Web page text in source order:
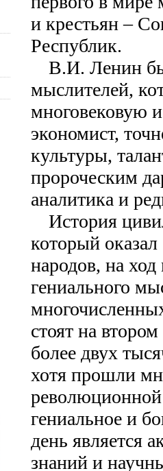
и крестьян –
Республик.
В.И. Ленин
мыслителей,
многовековую
экономист,
культуры,
пророческим
аналитика и
История
который
народов, на
гениального
стоят на
более двух
хотя прошли
гениальное и
день является
знаний и